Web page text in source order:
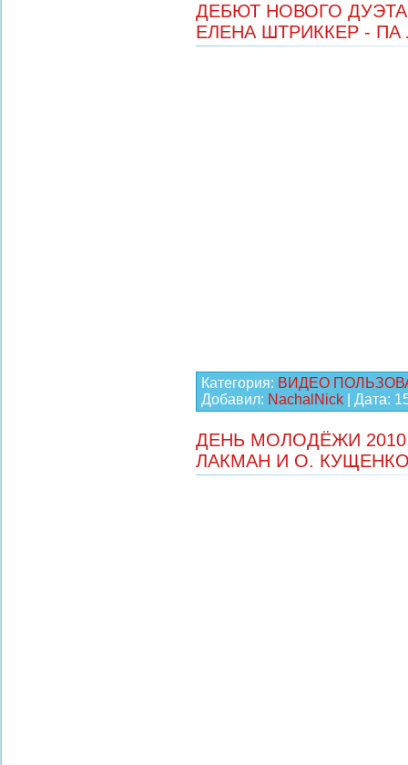
ДЕБЮТ НОВОГО ДУЭТА
ЕЛЕНА ШТРИККЕР - ПА
Категория: ВИДЕО
Добавил: NachalNick | Дата:
ДЕНЬ МОЛОДЁЖИ
ЛАКМАН И О.